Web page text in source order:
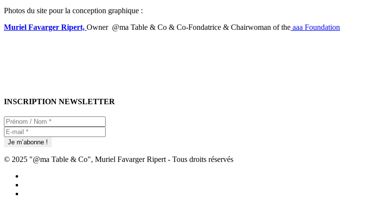
Photos du site pour la conception graphique :
Muriel Favarger Ripert, Owner @ma Table & Co & Co-Fondatrice & Chairwoman of the aaa Foundation
INSCRIPTION NEWSLETTER
© 2025 "@ma Table & Co", Muriel Favarger Ripert - Tous droits réservés